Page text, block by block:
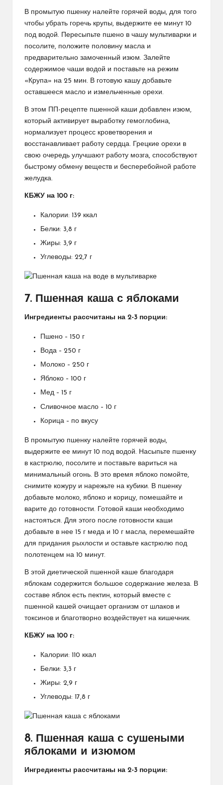
В промытую пшенку налейте горячей воды, для того
чтобы убрать горечь крупы, выдержите ее минут 10
под водой. Пересыпьте пшено в чашу мультиварки и
посолите, положите половину масла и
предварительно замоченный изюм. Залейте
содержимое чаши водой и поставьте на режим
«Крупа» на 25 мин. В готовую кашу добавьте
оставшееся масло и измельченные орехи.
В этом ПП-рецепте пшенной каши добавлен изюм,
который активирует выработку гемоглобина,
нормализует процесс кроветворения и
восстанавливает работу сердца. Грецкие орехи в
свою очередь улучшают работу мозга, способствуют
быстрому обмену веществ и бесперебойной работе
желудка.
КБЖУ на 100 г:
Калории: 139 ккал
Белки: 3,8 г
Жиры: 3,9 г
Углеводы: 22,7 г
7. Пшенная каша с яблоками
Ингредиенты рассчитаны на 2-3 порции:
Пшено – 150 г
Вода – 250 г
Молоко – 250 г
Яблоко – 100 г
Мед – 15 г
Сливочное масло – 10 г
Корица – по вкусу
В промытую пшенку налейте горячей воды,
выдержите ее минут 10 под водой. Насыпьте пшенку
в кастрюлю, посолите и поставьте вариться на
минимальный огонь. В это время яблоко помойте,
снимите кожуру и нарежьте на кубики. В пшенку
добавьте молоко, яблоко и корицу, помешайте и
варите до готовности. Готовой каши необходимо
настояться. Для этого после готовности каши
добавьте в нее 15 г меда и 10 г масла, перемешайте
для придания рыхлости и оставьте кастрюлю под
полотенцем на 10 минут.
В этой диетической пшенной каше благодаря
яблокам содержится большое содержание железа. В
составе яблок есть пектин, который вместе с
пшенной кашей очищает организм от шлаков и
токсинов и благотворно воздействует на кишечник.
КБЖУ на 100 г:
Калории: 110 ккал
Белки: 3,3 г
Жиры: 2,9 г
Углеводы: 17,8 г
8. Пшенная каша с сушеными
яблоками и изюмом
Ингредиенты рассчитаны на 2-3 порции: